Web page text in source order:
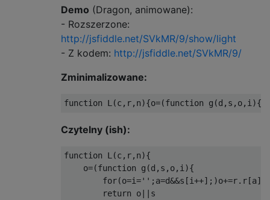
Demo (Dragon, animowane):
- Rozszerzone:
http://jsfiddle.net/SVkMR/9/show/light
- Z kodem: http://jsfiddle.net/SVkMR/9/
Zminimalizowane:
Czytelny (ish):
function L(c,r,n){
    o=(function g(d,s,o,i){
        return o||s